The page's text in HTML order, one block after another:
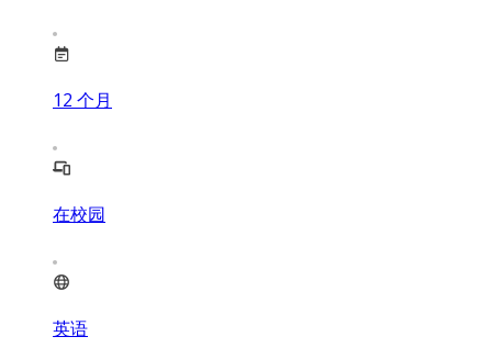
12 个月
在校园
英语